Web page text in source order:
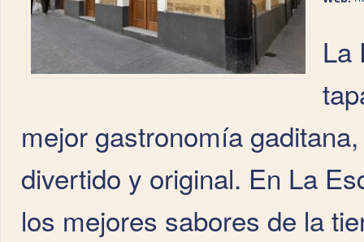
La
mejor gastronomía
divertido y original. En La
los mejores sabores de la